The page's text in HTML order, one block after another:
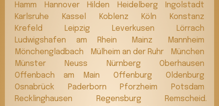
Hamm
Hannover Hilden Heidelberg
Ingolstadt
Karlsruhe
Kassel Koblenz Köln
Konstanz
Krefeld
Leipzig Leverkusen
Lörrach
Ludwigshafen am Rhein
Mainz
Mannheim
Mönchengladbach
Mülheim an der Ruhr
München
Münster
Neuss Nürnberg
Oberhausen
Offenbach am Main
Offenburg
Oldenburg
Osnabrück
Paderborn Pforzheim
Potsdam
Recklinghausen
Regensburg
Remscheid.